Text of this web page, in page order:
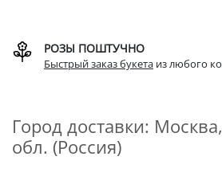
РОЗЫ ПОШТУЧНО
Быстрый заказ букета из любого
Город доставки:
обл. (Россия)